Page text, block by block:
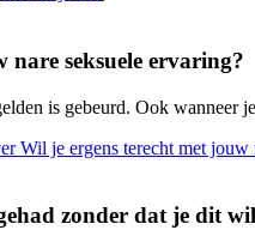
nare seksuele ervaring?
is gebeurd. Ook wanneer
Wil je ergens terecht met jouw
zonder dat je dit